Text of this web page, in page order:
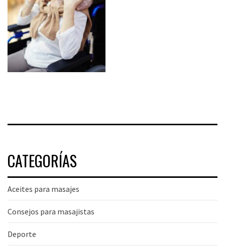
CATEGORÍAS
Aceites para masajes
Consejos para masajistas
Deporte